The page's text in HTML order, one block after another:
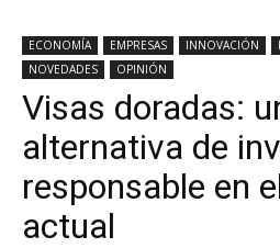
ECONOMÍA EMPRESAS INNOVACIÓN
NOVEDADES
OPINIÓN
Visas doradas:
alternativa de
responsable en
actual